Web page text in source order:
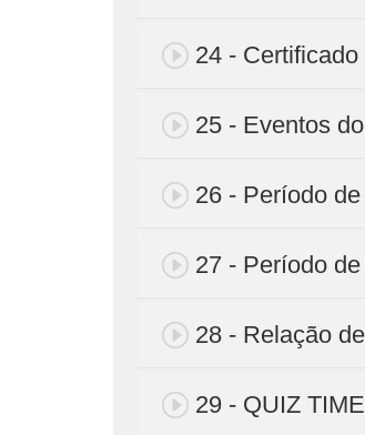
24 - Certificado
25 - Eventos
26 - Período
27 - Período
28 - Relação
29 - QUIZ TIME